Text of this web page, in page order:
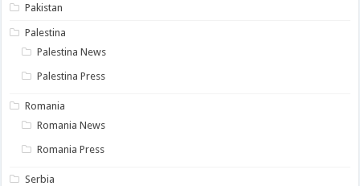
Pakistan
Palestina
Palestina News
Palestina Press
Romania
Romania News
Romania Press
Serbia